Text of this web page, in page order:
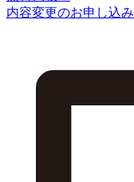
内容変更のお申し込み